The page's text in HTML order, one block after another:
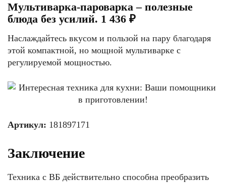
Мультиварка-пароварка – полезные
блюда без усилий. 1 436 ₽
Наслаждайтесь вкусом и пользой на пару благодаря
этой компактной, но мощной мультиварке с
регулируемой мощностью.
Артикул: 181897171
Заключение
Техника с ВБ действительно способна преобразить